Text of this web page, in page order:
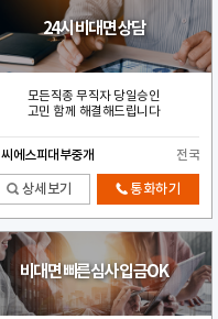
24시 비대면 상담
모든직종 무직자 당일승인
고민 함께 해결해드립니다
씨에스피대부중개 전국
상세보기 통화하기
비대면 빠른심사 입금OK